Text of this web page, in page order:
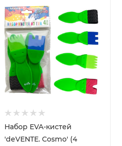
Набор EVA-кистей
'deVENTE. Cosmo' (4